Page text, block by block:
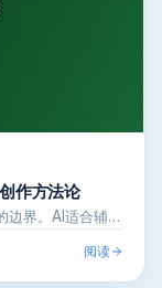
作方法论
边界。AI适合辅…
阅读